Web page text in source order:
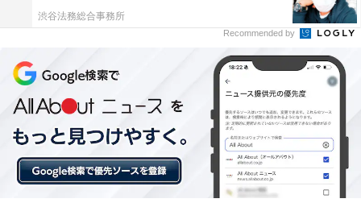
渋谷法務総合事務所
Recommended by